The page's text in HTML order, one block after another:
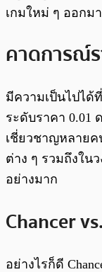
เกมใหม่ ๆ ออกม
คาดการณ์
มีความเป็นไปได้
ระดับราคา 0.01
เชี่ยวชาญหลายค
ต่าง ๆ รวมถึงใน
อย่างมาก
Chancer
อย่างไรก็ดี